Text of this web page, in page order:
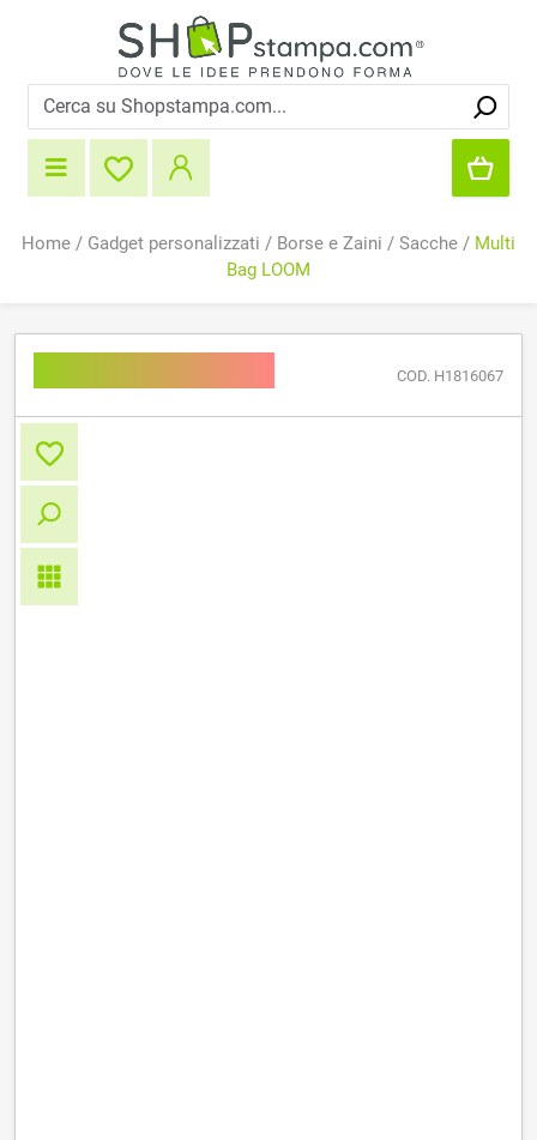
Home / Gadget personalizzati / Borse e Zaini / Sacche / Multi
Bag LOOM
COD. H1816067